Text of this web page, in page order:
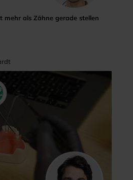
mehr als Zähne gerade stellen